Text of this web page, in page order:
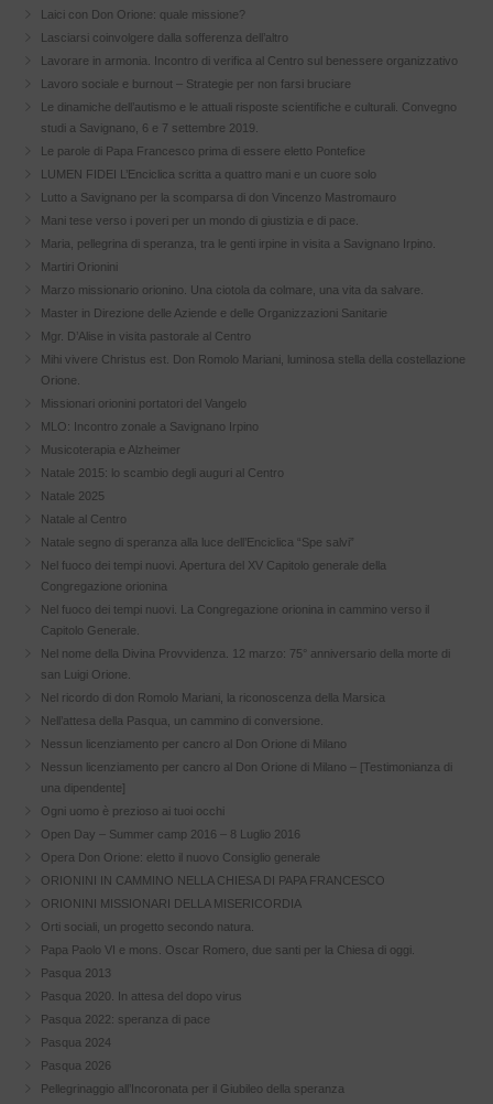
Laici con Don Orione: quale missione?
Lasciarsi coinvolgere dalla sofferenza dell’altro
Lavorare in armonia. Incontro di verifica al Centro sul benessere organizzativo
Lavoro sociale e burnout – Strategie per non farsi bruciare
Le dinamiche dell’autismo e le attuali risposte scientifiche e culturali. Convegno
studi a Savignano, 6 e 7 settembre 2019.
Le parole di Papa Francesco prima di essere eletto Pontefice
LUMEN FIDEI L’Enciclica scritta a quattro mani e un cuore solo
Lutto a Savignano per la scomparsa di don Vincenzo Mastromauro
Mani tese verso i poveri per un mondo di giustizia e di pace.
Maria, pellegrina di speranza, tra le genti irpine in visita a Savignano Irpino.
Martiri Orionini
Marzo missionario orionino. Una ciotola da colmare, una vita da salvare.
Master in Direzione delle Aziende e delle Organizzazioni Sanitarie
Mgr. D’Alise in visita pastorale al Centro
Mihi vivere Christus est. Don Romolo Mariani, luminosa stella della costellazione
Orione.
Missionari orionini portatori del Vangelo
MLO: Incontro zonale a Savignano Irpino
Musicoterapia e Alzheimer
Natale 2015: lo scambio degli auguri al Centro
Natale 2025
Natale al Centro
Natale segno di speranza alla luce dell’Enciclica “Spe salvi”
Nel fuoco dei tempi nuovi. Apertura del XV Capitolo generale della
Congregazione orionina
Nel fuoco dei tempi nuovi. La Congregazione orionina in cammino verso il
Capitolo Generale.
Nel nome della Divina Provvidenza. 12 marzo: 75° anniversario della morte di
san Luigi Orione.
Nel ricordo di don Romolo Mariani, la riconoscenza della Marsica
Nell’attesa della Pasqua, un cammino di conversione.
Nessun licenziamento per cancro al Don Orione di Milano
Nessun licenziamento per cancro al Don Orione di Milano – [Testimonianza di
una dipendente]
Ogni uomo è prezioso ai tuoi occhi
Open Day – Summer camp 2016 – 8 Luglio 2016
Opera Don Orione: eletto il nuovo Consiglio generale
ORIONINI IN CAMMINO NELLA CHIESA DI PAPA FRANCESCO
ORIONINI MISSIONARI DELLA MISERICORDIA
Orti sociali, un progetto secondo natura.
Papa Paolo VI e mons. Oscar Romero, due santi per la Chiesa di oggi.
Pasqua 2013
Pasqua 2020. In attesa del dopo virus
Pasqua 2022: speranza di pace
Pasqua 2024
Pasqua 2026
Pellegrinaggio all’Incoronata per il Giubileo della speranza